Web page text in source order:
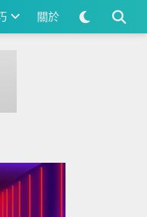
關於